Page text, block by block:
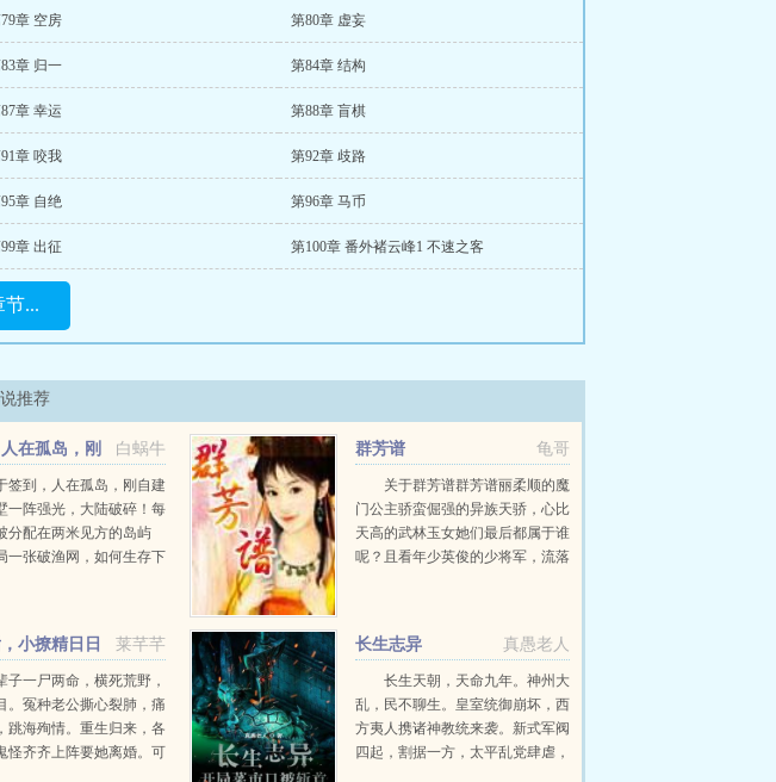
章 空房 第80章 虚妄
章 归一 第84章 结构
章 幸运 第88章 盲棋
章 咬我 第92章 歧路
章 自绝 第96章 马币
章 出征 第100章 番外褚云峰1 不速之客
节...
推荐
白蜗牛
在孤岛，刚
别墅
签到，人在孤岛，刚自建
一阵强光，大陆破碎！每
分配在两米见方的岛屿
一张破渔网，如何生存下
...
龟哥
群芳谱
关于群芳谱群芳谱丽柔顺的魔
门公主骄蛮倔强的异族天骄，心比
天高的武林玉女她们最后都属于谁
呢？且看年少英俊的少将军，流落
莱芊芊
小撩精日日
他诱他
子一尸两命，横死荒野，
。冤种老公撕心裂肺，痛
跳海殉情。重生归来，各
怪齐齐上阵要她离婚。可
真愚老人
长生志异
长生天朝，天命九年。神州大
乱，民不聊生。皇室统御崩坏，西
方夷人携诸神教统来袭。新式军阀
四起，割据一方，太平乱党肆虐，